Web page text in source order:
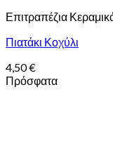
Επιτραπέζια
Πιατάκι Κοχύλι
4,50€
Πρόσφατα